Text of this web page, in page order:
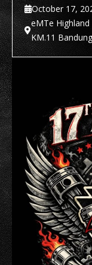
October 17,
eMTe Highland
KM.11